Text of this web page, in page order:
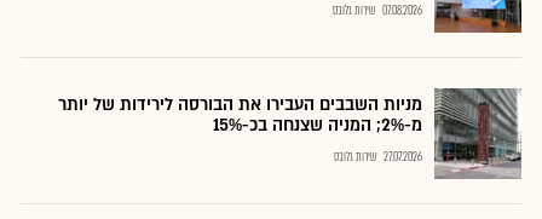
07.08.2026 שירות גלובס
מניות השבבים העבירו את הבורסה לירידות של יותר
מ-2%; המניה שצנחה בכ-15%
27.07.2026 שירות גלובס